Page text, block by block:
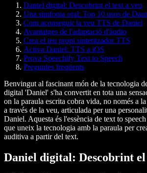
Daniel digital: Descobrint el text a veu
Una simfonia oral: Top 10 usos de
Com aconseguir la veu TTS de Daniel
Avantatges de l'adaptació d'àudio
Crea el teu propi sintetitzador TTS
Activa Daniel: TTS a iOS
Prova Speechify Text to Speech
Preguntes freqüents
Benvingut al fascinant món de la tecnologia
digital 'Daniel' s'ha convertit en tota una
on la paraula escrita cobra vida, no només a
a través de la veu, articulada per una
Daniel. Aquesta és l'essència de text to
que uneix la tecnologia amb la paraula per
auditiva a partir del text.
Daniel digital: Descobrint el